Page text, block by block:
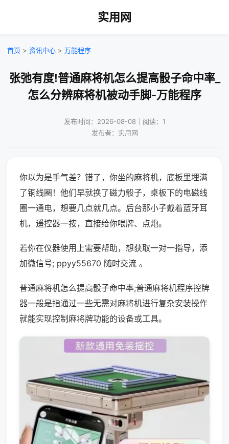
实用网
首页 > 资讯中心 > 万能程序
张弛有度!普通麻将机怎么提高骰子命中率_
怎么分辨麻将机被动手脚-万能程序
发布时间：2026-08-08｜阅读：1
发布者：实用网
你以为是手气差？错了，你坐的麻将机，底板里埋满
了铜线圈！他们早就换了磁力骰子，桌板下的电磁线
圈一通电，想要几点就几点。后台那小子戴着蓝牙耳
机，遥控器一按，直接给你喂牌、点炮。
若你在仪器使用上需要帮助，想获取一对一指导，添
加微信号; ppyy55670 随时交流 。
普通麻将机怎么提高骰子命中率;普通麻将机程序控牌
器一般是指通过一些无需对麻将机进行复杂安装操作
就能实现控制麻将牌功能的设备或工具。